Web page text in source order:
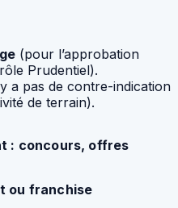
(pour l’approbation
Prudentiel).
a pas de contre-indication
de terrain).
: concours, offres
ou franchise